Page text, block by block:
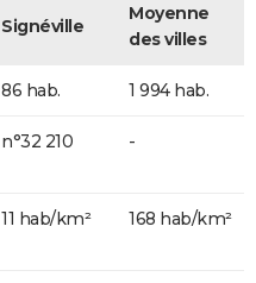
Signéville
Moyenne
des villes
86 hab. 1 994 hab.
n°32 210 -
11 hab/km² 168 hab/km²